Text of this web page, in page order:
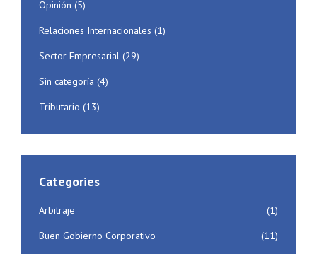
Opinión (5)
Relaciones Internacionales (1)
Sector Empresarial (29)
Sin categoría (4)
Tributario (13)
Categories
Arbitraje
(1)
Buen Gobierno Corporativo
(11)